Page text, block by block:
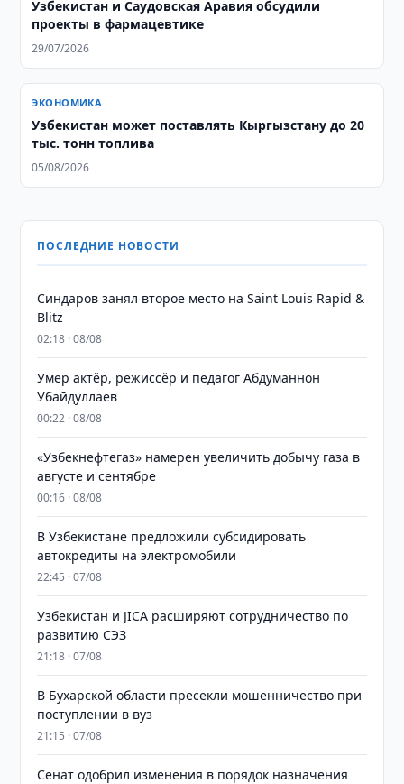
Узбекистан и Саудовская Аравия обсудили
проекты в фармацевтике
29/07/2026
ЭКОНОМИКА
Узбекистан может поставлять Кыргызстану до 20
тыс. тонн топлива
05/08/2026
ПОСЛЕДНИЕ НОВОСТИ
Синдаров занял второе место на Saint Louis Rapid &
Blitz
02:18 · 08/08
Умер актёр, режиссёр и педагог Абдуманнон
Убайдуллаев
00:22 · 08/08
«Узбекнефтегаз» намерен увеличить добычу газа в
августе и сентябре
00:16 · 08/08
В Узбекистане предложили субсидировать
автокредиты на электромобили
22:45 · 07/08
Узбекистан и JICA расширяют сотрудничество по
развитию СЭЗ
21:18 · 07/08
В Бухарской области пресекли мошенничество при
поступлении в вуз
21:15 · 07/08
Сенат одобрил изменения в порядок назначения